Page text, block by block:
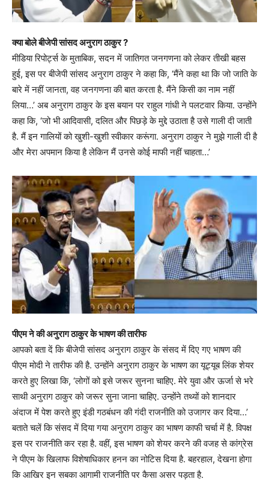
क्या बोले बीजेपी सांसद अनुराग ठाकुर ?
मीडिया रिपोर्ट्स के मुताबिक, सदन में जातिगत जनगणना को लेकर तीखी बहस
हुई, इस पर बीजेपी सांसद अनुराग ठाकुर ने कहा कि, ‘मैंने कहा था कि जो जाति के
बारे में नहीं जानता, वह जनगणना की बात करता है. मैंने किसी का नाम नहीं
लिया…’ अब अनुराग ठाकुर के इस बयान पर राहुल गांधी ने पलटवार किया. उन्होंने
कहा कि, ‘जो भी आदिवासी, दलित और पिछड़े के मुद्दे उठाता है उसे गाली दी जाती
है. मैं इन गालियों को खुशी-खुशी स्वीकार करूंगा. अनुराग ठाकुर ने मुझे गाली दी है
और मेरा अपमान किया है लेकिन मैं उनसे कोई माफी नहीं चाहता…’
पीएम ने की अनुराग ठाकुर के भाषण की तारीफ
आपको बता दें कि बीजेपी सांसद अनुराग ठाकुर के संसद में दिए गए भाषण की
पीएम मोदी ने तारीफ की है. उन्होंने अनुराग ठाकुर के भाषण का यूट्यूब लिंक शेयर
करते हुए लिखा कि, ‘लोगों को इसे जरूर सुनना चाहिए. मेरे युवा और ऊर्जा से भरे
साथी अनुराग ठाकुर को जरूर सुना जाना चाहिए. उन्होंने तथ्यों को शानदार
अंदाज में पेश करते हुए इंडी गठबंधन की गंदी राजनीति को उजागर कर दिया…’
बताते चलें कि संसद में दिया गया अनुराग ठाकुर का भाषण काफी चर्चा में है. विपक्ष
इस पर राजनीति कर रहा है. वहीं, इस भाषण को शेयर करने की वजह से कांग्रेस
ने पीएम के खिलाफ विशेषाधिकार हनन का नोटिस दिया है. बहरहाल, देखना होगा
कि आखिर इन सबका आगामी राजनीति पर कैसा असर पड़ता है.